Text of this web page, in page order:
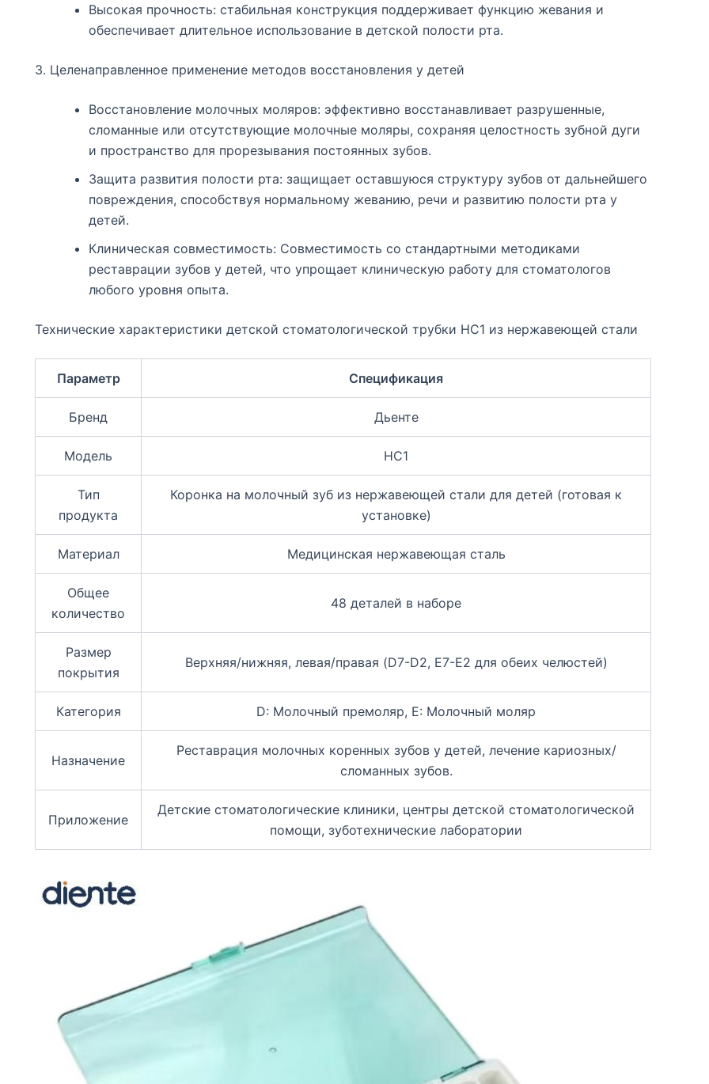
Высокая прочность: стабильная конструкция поддерживает функцию жевания и
обеспечивает длительное использование в детской полости рта.
3. Целенаправленное применение методов восстановления у детей
Восстановление молочных моляров: эффективно восстанавливает разрушенные,
сломанные или отсутствующие молочные моляры, сохраняя целостность зубной дуги
и пространство для прорезывания постоянных зубов.
Защита развития полости рта: защищает оставшуюся структуру зубов от дальнейшего
повреждения, способствуя нормальному жеванию, речи и развитию полости рта у
детей.
Клиническая совместимость: Совместимость со стандартными методиками
реставрации зубов у детей, что упрощает клиническую работу для стоматологов
любого уровня опыта.
Технические характеристики детской стоматологической трубки HC1 из нержавеющей стали
Параметр Спецификация
Бренд Дьенте
Модель HC1
Тип
продукта
Коронка на молочный зуб из нержавеющей стали для детей (готовая к
установке)
Материал Медицинская нержавеющая сталь
Общее
количество
48 деталей в наборе
Размер
покрытия
Верхняя/нижняя, левая/правая (D7-D2, E7-E2 для обеих челюстей)
Категория D: Молочный премоляр, E: Молочный моляр
Назначение
Реставрация молочных коренных зубов у детей, лечение кариозных/
сломанных зубов.
Приложение
Детские стоматологические клиники, центры детской стоматологической
помощи, зуботехнические лаборатории